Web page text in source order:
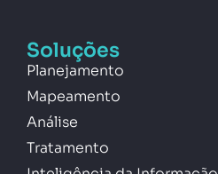
Soluções
Planejamento
Mapeamento
Análise
Tratamento